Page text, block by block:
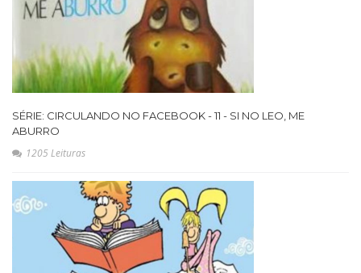
SÉRIE: CIRCULANDO NO FACEBOOK - 11 - SI NO LEO, ME
ABURRO
1205 Leituras